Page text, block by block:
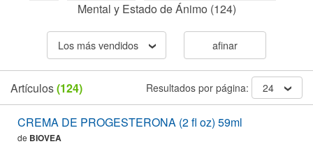
Mental y Estado de Ánimo (124)
Los más vendidos afinar
Artículos(124) Resultados por página: 24
CREMA DE PROGESTERONA (2 fl oz) 59ml
de BIOVEA